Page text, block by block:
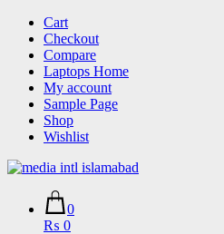
Skip
content
Cart
Checkout
Compare
Laptops Home
My account
Sample Page
Shop
Wishlist
0
₨ 0